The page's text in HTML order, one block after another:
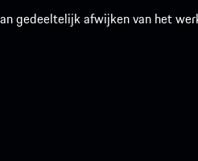
gedeeltelijk afwijken van het